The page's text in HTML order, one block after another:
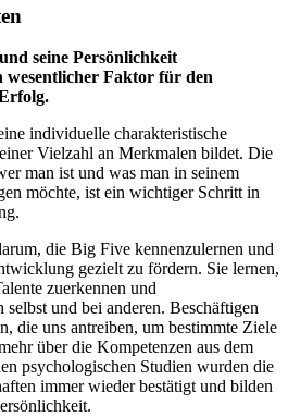
seine Persönlichkeit
wesentlicher Faktor für den
individuelle charakteristische
Vielzahl an Merkmalen bildet. Die
man ist und was man in seinem
möchte, ist ein wichtiger Schritt in
die Big Five kennenzulernen und
gezielt zu fördern. Sie lernen,
zuerkennen und
und bei anderen. Beschäftigen
die uns antreiben, um bestimmte Ziele
über die Kompetenzen aus dem
psychologischen Studien wurden die
immer wieder bestätigt und bilden